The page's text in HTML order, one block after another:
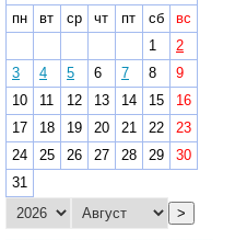
пн
вт ср чт пт сб
вс
1
2
3
4 5 6 7 8
9
10
11 12 13 14 15
16
17
18 19 20 21 22
23
24
25 26 27 28 29
30
31
>